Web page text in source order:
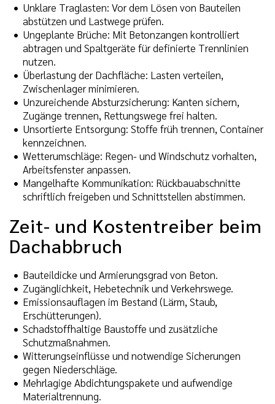
Unklare Traglasten: Vor dem Lösen von Bauteilen
abstützen und Lastwege prüfen.
Ungeplante Brüche: Mit Betonzangen kontrolliert
abtragen und Spaltgeräte für definierte Trennlinien
nutzen.
Überlastung der Dachfläche: Lasten verteilen,
Zwischenlager minimieren.
Unzureichende Absturzsicherung: Kanten sichern,
Zugänge trennen, Rettungswege frei halten.
Unsortierte Entsorgung: Stoffe früh trennen, Container
kennzeichnen.
Wetterumschläge: Regen- und Windschutz vorhalten,
Arbeitsfenster anpassen.
Mangelhafte Kommunikation: Rückbauabschnitte
schriftlich freigeben und Schnittstellen abstimmen.
Zeit- und Kostentreiber beim
Dachabbruch
Bauteildicke und Armierungsgrad von Beton.
Zugänglichkeit, Hebetechnik und Verkehrswege.
Emissionsauflagen im Bestand (Lärm, Staub,
Erschütterungen).
Schadstoffhaltige Baustoffe und zusätzliche
Schutzmaßnahmen.
Witterungseinflüsse und notwendige Sicherungen
gegen Niederschläge.
Mehrlagige Abdichtungspakete und aufwendige
Materialtrennung.